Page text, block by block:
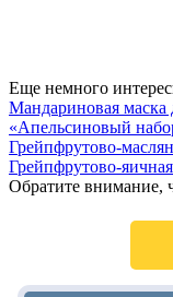
Еще немного
Мандариновая маска
«Апельсиновый
Грейпфрутово-
Грейпфрутово-
Обратите внимание,